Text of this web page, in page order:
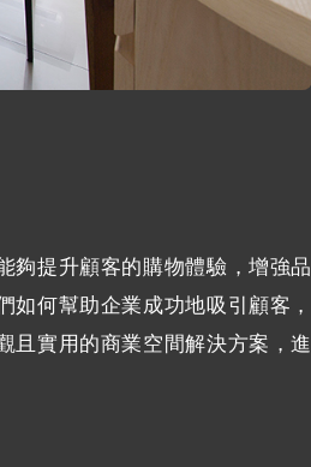
夠提升顧客的購物體驗，增強品
何幫助企業成功地吸引顧客，
且實用的商業空間解決方案，進